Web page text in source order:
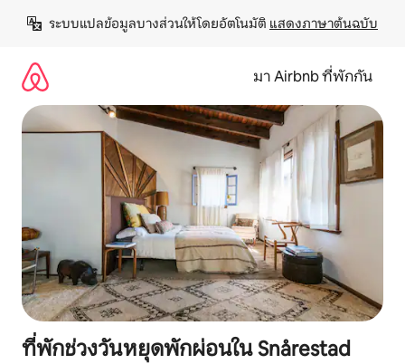
เนื้อหา
ระบบแปลข้อมูลบางส่วนให้โดยอัตโนมัติ แสดงภาษาต้นฉบับ
มา Airbnb ที่พักกัน
ที่พักช่วงวันหยุดพักผ่อนใน Snårestad